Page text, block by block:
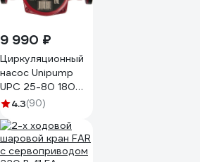
9 990 ₽
Циркуляционный
насос Unipump
UPС 25-80 180
93873
4.3(90)